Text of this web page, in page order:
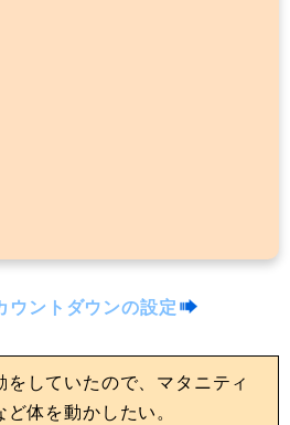
ウントダウンの設定
をしていたので、マタニティ
体を動かしたい。